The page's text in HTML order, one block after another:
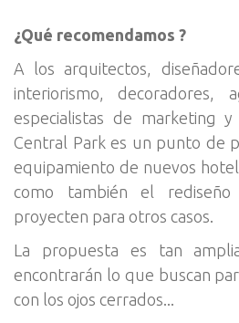
¿Qué recomendamos ?
A los arquitectos,
interiorismo, decoradores,
especialistas de marketing
Central Park es un punto de
equipamiento de nuevos
como también el
proyecten para otros casos.
La propuesta es tan
encontrarán lo que buscan
con los ojos cerrados...